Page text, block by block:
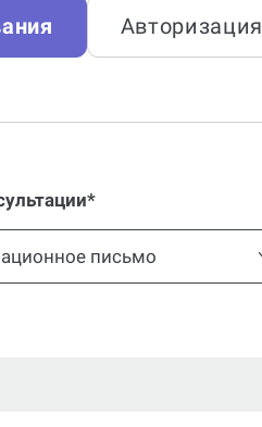
Авторизация
письмо